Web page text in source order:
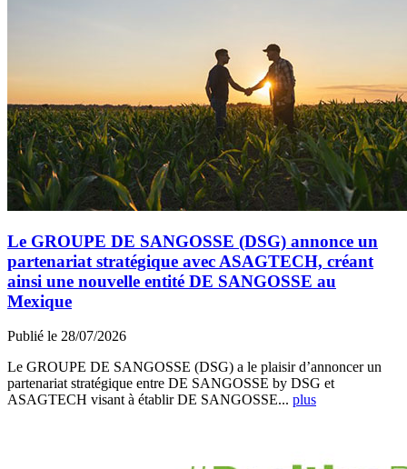
Le GROUPE DE SANGOSSE (DSG) annonce un
partenariat stratégique avec ASAGTECH, créant
ainsi une nouvelle entité DE SANGOSSE au
Mexique
Publié le 28/07/2026
Le GROUPE DE SANGOSSE (DSG) a le plaisir d’annoncer un
partenariat stratégique entre DE SANGOSSE by DSG et
ASAGTECH visant à établir DE SANGOSSE... plus